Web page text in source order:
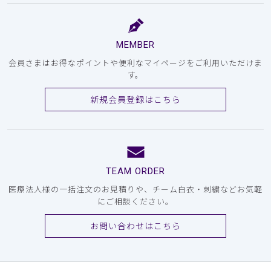
MEMBER
会員さまはお得なポイントや便利なマイページをご利用いただけま
す。
新規会員登録はこちら
TEAM ORDER
医療法人様の一括注文のお見積りや、チーム白衣・刺繍などお気軽
にご相談ください。
お問い合わせはこちら